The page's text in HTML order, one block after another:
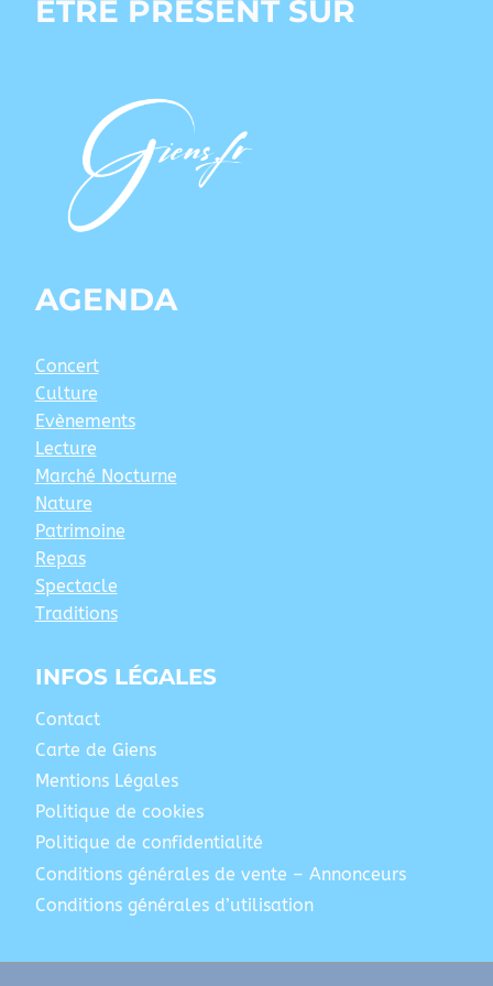
ÊTRE PRÉSENT SUR
AGENDA
Concert
Culture
Evènements
Lecture
Marché Nocturne
Nature
Patrimoine
Repas
Spectacle
Traditions
INFOS LÉGALES
Contact
Carte de Giens
Mentions Légales
Politique de cookies
Politique de confidentialité
Conditions générales de vente – Annonceurs
Conditions générales d’utilisation